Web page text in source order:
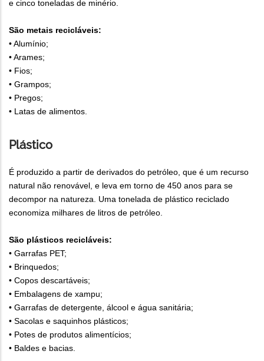
e cinco toneladas de minério.
São metais recicláveis:
• Alumínio;
• Arames;
• Fios;
• Grampos;
• Pregos;
• Latas de alimentos.
Plástico
É produzido a partir de derivados do petróleo, que é um recurso
natural não renovável, e leva em torno de 450 anos para se
decompor na natureza. Uma tonelada de plástico reciclado
economiza milhares de litros de petróleo.
São plásticos recicláveis:
• Garrafas PET;
• Brinquedos;
• Copos descartáveis;
• Embalagens de xampu;
• Garrafas de detergente, álcool e água sanitária;
• Sacolas e saquinhos plásticos;
• Potes de produtos alimentícios;
• Baldes e bacias.